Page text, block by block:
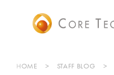
HOME STAFF BLOG